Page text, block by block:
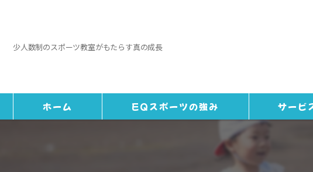
少人数制のスポーツ教室がもたらす真の成長
ホーム EQスポーツの強み サービ